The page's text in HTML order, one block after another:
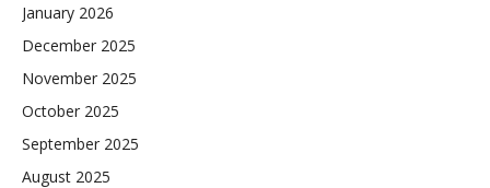
January 2026
December 2025
November 2025
October 2025
September 2025
August 2025